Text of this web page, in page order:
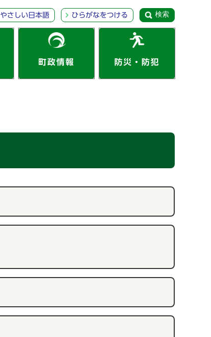
やさしい日本語 ひらがなをつける 検索
町政情報 防災・防犯